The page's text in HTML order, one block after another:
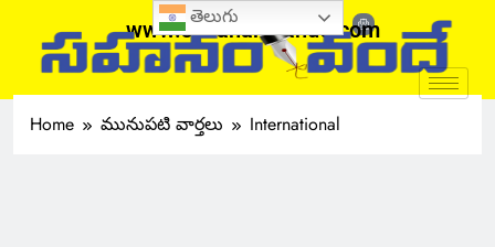
www.sahanamvande.com
Home మునుపటి వార్తలు International
తెలుగు